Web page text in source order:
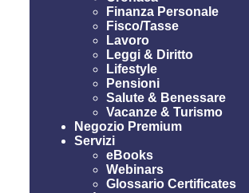
Finanza Personale
Fisco/Tasse
Lavoro
Leggi & Diritto
Lifestyle
Pensioni
Salute & Benessare
Vacanze & Turismo
Negozio Premium
Servizi
eBooks
Webinars
Glossario Certificates